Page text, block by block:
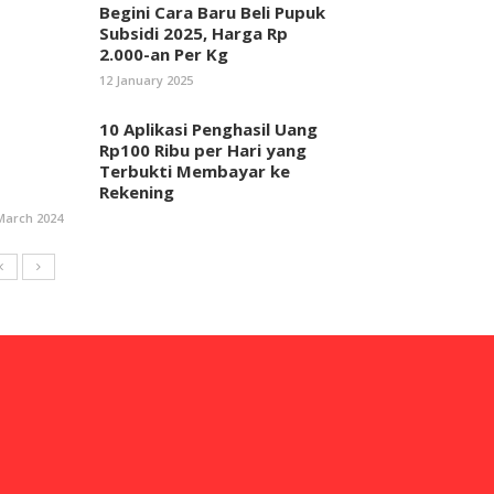
Begini Cara Baru Beli Pupuk
Subsidi 2025, Harga Rp
2.000-an Per Kg
12 January 2025
10 Aplikasi Penghasil Uang
Rp100 Ribu per Hari yang
Terbukti Membayar ke
Rekening
2024